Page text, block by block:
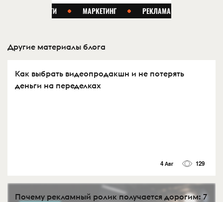
Другие материалы блога
Как выбрать видеопродакшн и не потерять
деньги на переделках
4 Авг 129
Почему рекламный ролик получается дорогим: 7